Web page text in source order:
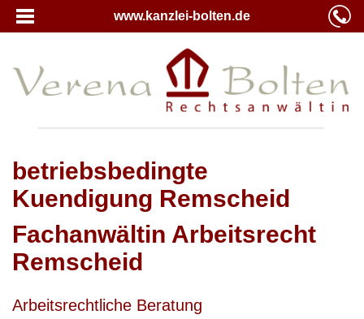
www.kanzlei-bolten.de
betriebsbedingte
Kuendigung Remscheid
Fachanwältin Arbeitsrecht
Remscheid
Arbeitsrechtliche Beratung